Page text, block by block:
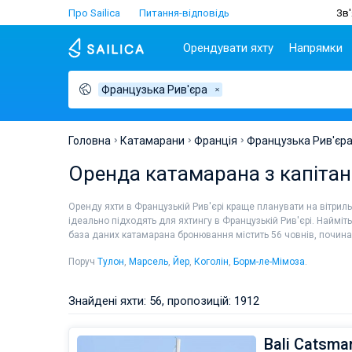
Про Sailica Питання-відповідь
Орендувати яхту
Популярні країни
Греція
Туреччина
Франція
Сейшели
Британські Віргінські
острови
Багами
Напрямки
Хорватія
Дубровник
Біоград
Лефкада
Корфу
Чартер
Французька Рив'єра
Головна Катамарани Франція Французька Рив'єра
Оренда катамарана з
Оренду яхти в Французькій Рив'єрі краще планувати на
ідеально підходять для яхтингу в Французькій Рив'єрі.
база даних катамарана бронювання містить 56 човнів,
Поруч Тулон, Марсель, Йер, Коголін, Борм-ле-Мімоза.
Знайдені яхти: 56, пропозицій: 1912
Bali